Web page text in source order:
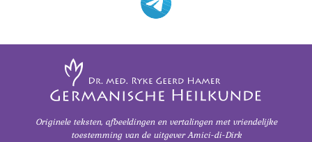
Originele teksten, afbeeldingen en vertalingen met vriendelijke
toestemming van de uitgever Amici-di-Dirk